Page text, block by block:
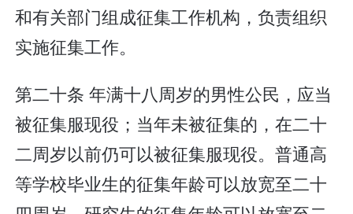
和有关部门组成征集工作机构，负责组织
实施征集工作。
第二十条 年满十八周岁的男性公民，应当
被征集服现役；当年未被征集的，在二十
二周岁以前仍可以被征集服现役。普通高
等学校毕业生的征集年龄可以放宽至二十